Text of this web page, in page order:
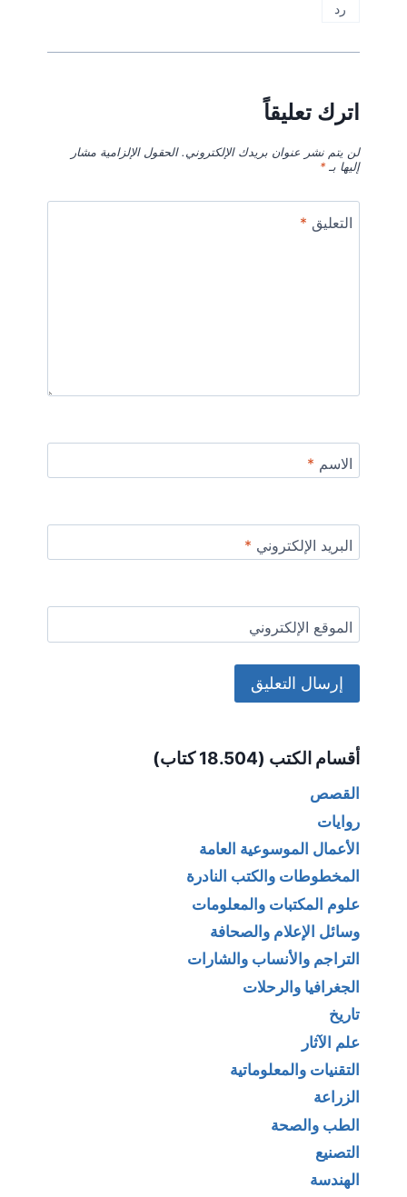
رد
اترك تعليقاً
لن يتم نشر عنوان بريدك الإلكتروني. الحقول الإلزامية مشار
إليها بـ*
التعليق *
الاسم *
البريد الإلكتروني *
الموقع الإلكتروني
أقسام الكتب (18.504 كتاب)
القصص
روايات
الأعمال الموسوعية العامة
المخطوطات والكتب النادرة
علوم المكتبات والمعلومات
وسائل الإعلام والصحافة
التراجم والأنساب والشارات
الجغرافيا والرحلات
تاريخ
علم الآثار
التقنيات والمعلوماتية
الزراعة
الطب والصحة
التصنيع
الهندسة